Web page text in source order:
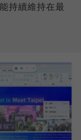
持續維持在最